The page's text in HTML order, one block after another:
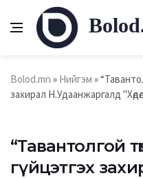
Bolod.mn » Нийгэм »
захирал Н.Удаанжаргалд
“Тавантолгой
гүйцэтгэх